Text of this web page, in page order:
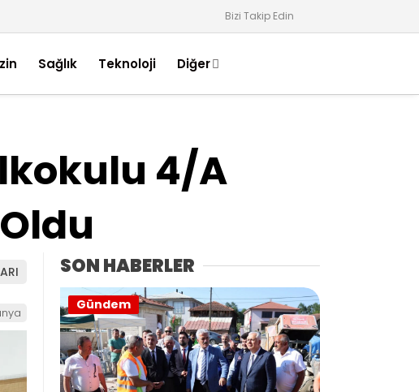
Bizi Takip Edin
Sağlık Teknoloji Diğer
4/A
SON HABERLER
Gündem